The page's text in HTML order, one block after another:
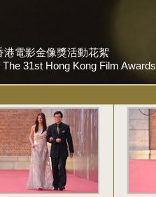
港電影金像獎活動花絮
31st Hong Kong Film Awards